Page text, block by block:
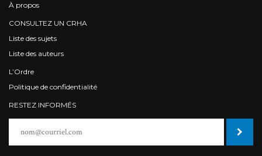
À propos
CONSULTEZ UN CRHA
Liste des sujets
Liste des auteurs
L’Ordre
Politique de confidentialité
RESTEZ INFORMÉS